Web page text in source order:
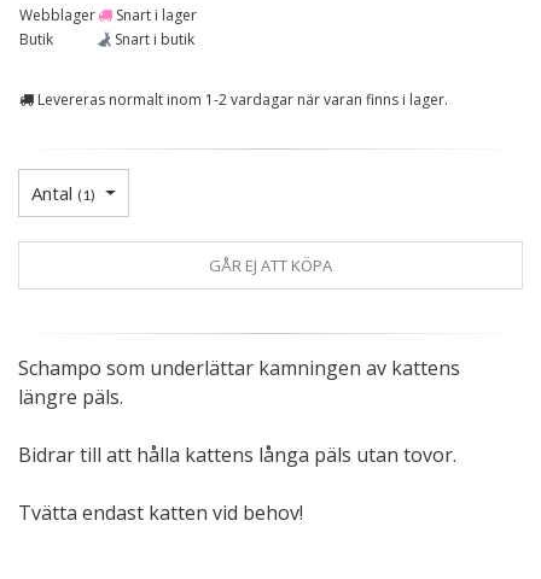
Webblager
Snart i lager
Butik
Snart i butik
Levereras normalt inom 1-2 vardagar när varan finns i lager.
Antal (1)
GÅR EJ ATT KÖPA
Schampo som underlättar kamningen av kattens
längre päls.
Bidrar till att hålla kattens långa päls utan tovor.
Tvätta endast katten vid behov!